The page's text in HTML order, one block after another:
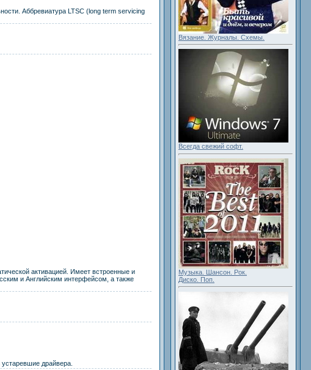
Аббревиатура LTSC (long term servicing
активацией. Имеет встроенные и
и Английским интерфейсом, а также
драйвера.
Вязание. Журналы. Схемы.
Всегда свежий софт.
Музыка. Шансон. Рок.
Диско. Поп.